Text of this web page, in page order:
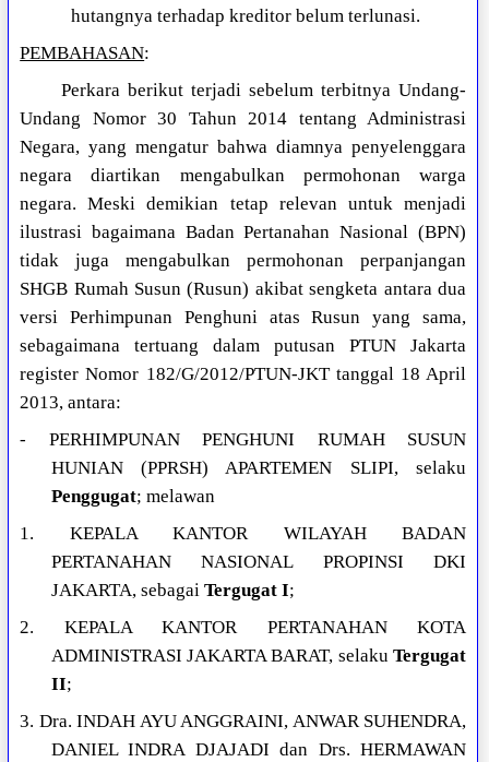
hutangnya terhadap kreditor belum terlunasi.
PEMBAHASAN:
Perkara berikut terjadi sebelum terbitnya Undang-
Undang Nomor 30 Tahun 2014 tentang Administrasi
Negara, yang mengatur bahwa diamnya penyelenggara
negara diartikan mengabulkan permohonan warga
negara. Meski demikian tetap relevan untuk menjadi
ilustrasi bagaimana Badan Pertanahan Nasional (BPN)
tidak juga mengabulkan permohonan perpanjangan
SHGB Rumah Susun (Rusun) akibat sengketa antara dua
versi Perhimpunan Penghuni atas Rusun yang sama,
sebagaimana tertuang dalam putusan PTUN Jakarta
register Nomor 182/G/2012/PTUN-JKT tanggal 18 April
2013, antara:
- PERHIMPUNAN PENGHUNI RUMAH SUSUN
HUNIAN (PPRSH) APARTEMEN SLIPI, selaku
Penggugat; melawan
1. KEPALA KANTOR WILAYAH BADAN
PERTANAHAN NASIONAL PROPINSI DKI
JAKARTA, sebagai Tergugat I;
2. KEPALA KANTOR PERTANAHAN KOTA
ADMINISTRASI JAKARTA BARAT, selaku Tergugat
II;
3. Dra. INDAH AYU ANGGRAINI, ANWAR SUHENDRA,
DANIEL INDRA DJAJADI dan Drs. HERMAWAN